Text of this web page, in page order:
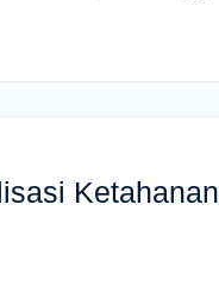
Ketahanan